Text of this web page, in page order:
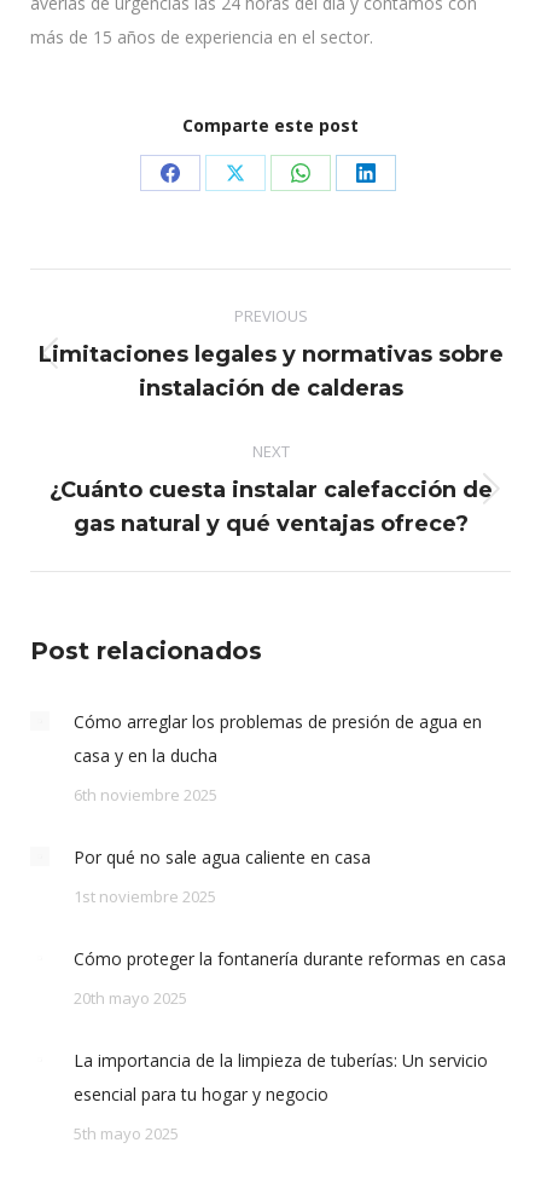
más de 15 años de experiencia en el sector.
Comparte este post
Share
Facebook
Share
X
Share
WhatsApp
Share
LinkedIn
navigation
PREVIOUS
Previous
post:
Limitaciones legales y normativas sobre
instalación de calderas
NEXT
Next
post:
¿Cuánto cuesta instalar calefacción de
gas natural y qué ventajas ofrece?
Post relacionados
Cómo arreglar los problemas de presión de agua en
casa y en la ducha
6th noviembre 2025
Por qué no sale agua caliente en casa
1st noviembre 2025
Cómo proteger la fontanería durante reformas en casa
20th mayo 2025
La importancia de la limpieza de tuberías: Un servicio
esencial para tu hogar y negocio
5th mayo 2025